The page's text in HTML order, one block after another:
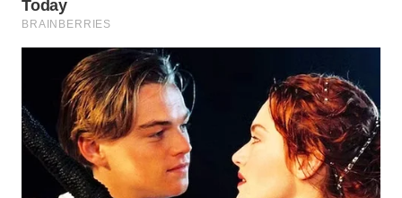
TIMUR
SEMARANG
WN
SOLO
WN